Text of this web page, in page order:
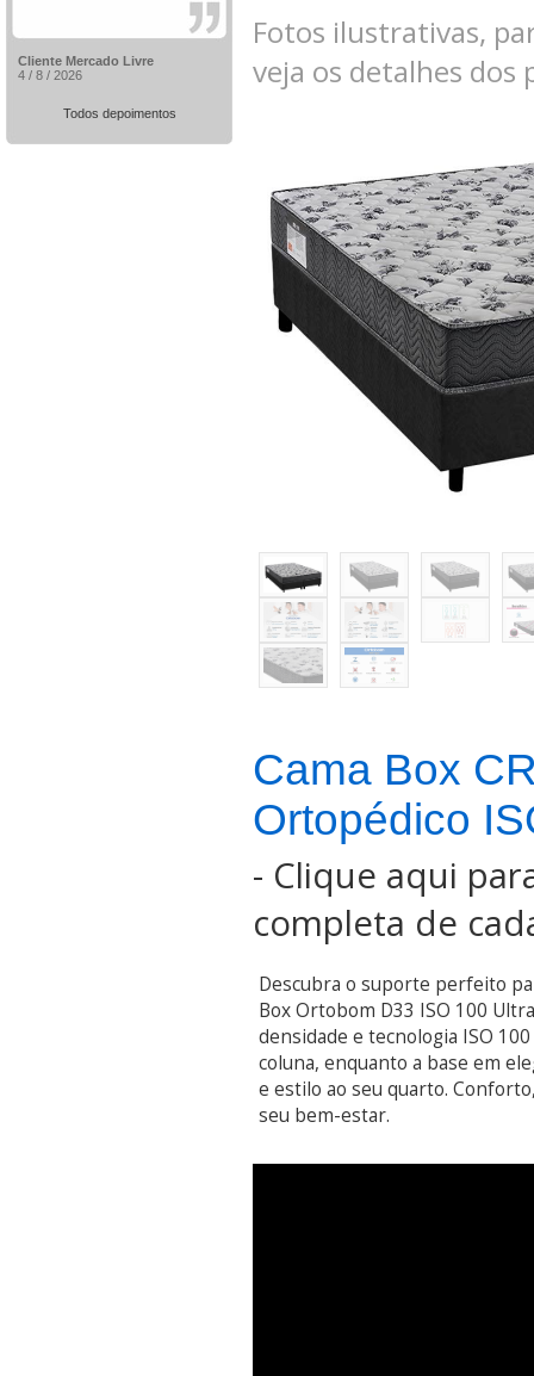
Fotos ilustrativas,
veja os detalhes dos
Cama Box
Ortopédico
- Clique aqui
completa de
Descubra o suporte perfeito
Box Ortobom D33 ISO 100
densidade e tecnologia ISO
coluna, enquanto a base em
e estilo ao seu quarto.
seu bem-estar.
Cliente Mercado Livre
4 / 8 / 2026
Todos depoimentos